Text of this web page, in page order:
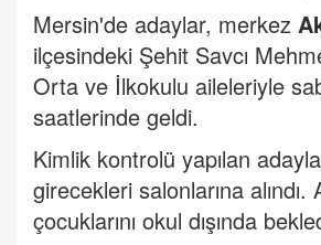
Mersin'de adaylar, merkez
ilçesindeki Şehit Savcı
Orta ve İlkokulu aileleriyle
saatlerinde geldi.
Kimlik kontrolü yapılan
girecekleri salonlarına alındı.
çocuklarını okul dışında